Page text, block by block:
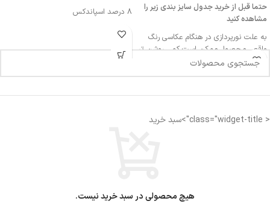
حتما قبل از خرید جدول سایز بندی زیر را
مشاهده کنید
به علت نورپردازی در هنگام عکاسی رنگ
واقعی محصول ممکن است کمی روشن تر
یا تیره تر باشد
اندازه فاق : 27-28 سانتی متر
8 درصد اسپاندکس
< class="widget-title">سبد خرید
هیچ محصولی در سبد خرید نیست.